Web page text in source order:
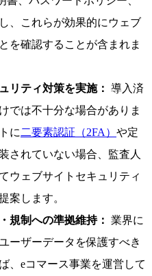
、これらが効果的にウェブ
を確認することが含まれま
リティ対策を実施： 導入済
では不十分な場合がありま
に 二要素認証（2FA） や定
されていない場合、監査人
ウェブサイトセキュリティ
案します。
規制への準拠維持： 業界に
ーザーデータを保護すべき
、eコマース事業を運営して